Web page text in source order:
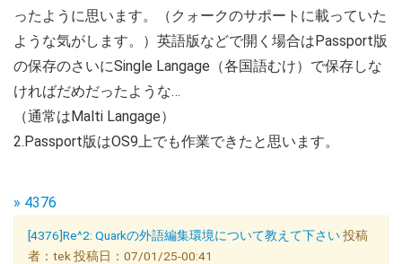
ったように思います。（クォークのサポートに載っていた
ような気がします。）英語版などで開く場合はPassport版
の保存のさいにSingle Langage（各国語むけ）で保存しな
ければだめだったような…
（通常はMalti Langage）
2.Passport版はOS9上でも作業できたと思います。
» 4376
[4376]Re^2: Quarkの外語編集環境について教えて下さい投稿
者：tek 投稿日：07/01/25-00:41